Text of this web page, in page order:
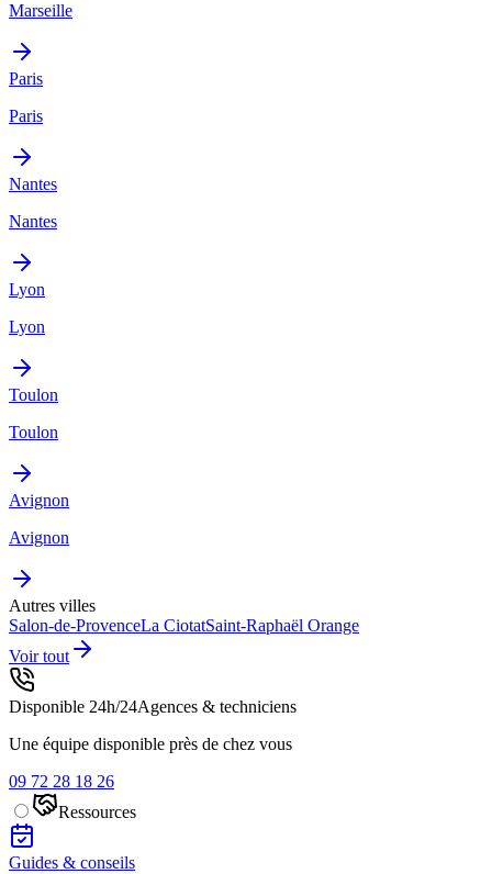
Marseille
Paris
Paris
Nantes
Nantes
Lyon
Lyon
Toulon
Toulon
Avignon
Avignon
Autres villes
Salon-de-ProvenceLa CiotatSaint-Raphaël Orange
Voir tout
Disponible 24h/24Agences & techniciens
Une équipe disponible près de chez vous
09 72 28 18 26
Ressources
Guides & conseils